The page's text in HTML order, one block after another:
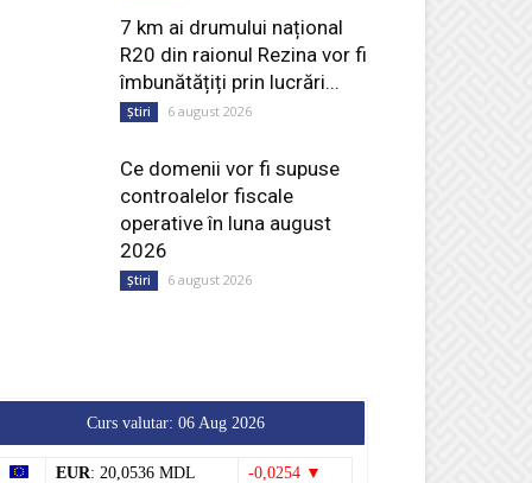
7 km ai drumului național
R20 din raionul Rezina vor fi
îmbunătățiți prin lucrări...
Știri 6 august 2026
Ce domenii vor fi supuse
controalelor fiscale
operative în luna august
2026
Știri 6 august 2026
Curs valutar: 06 Aug 2026
EUR: 20,0536 MDL
-0,0254 ▼